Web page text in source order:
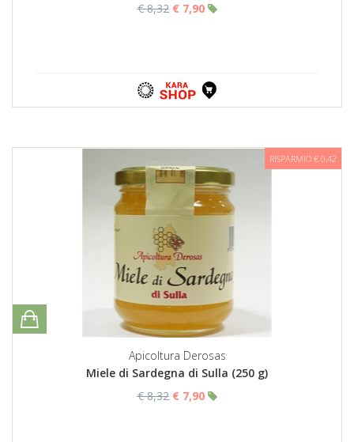
€ 8,32 € 7,90
RISPARMIO € 0,42
Apicoltura Derosas
Miele di Sardegna di Sulla (250 g)
€ 8,32 € 7,90